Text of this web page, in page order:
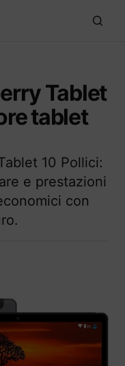
Tablet
tablet
10 Pollici:
e prestazioni
con